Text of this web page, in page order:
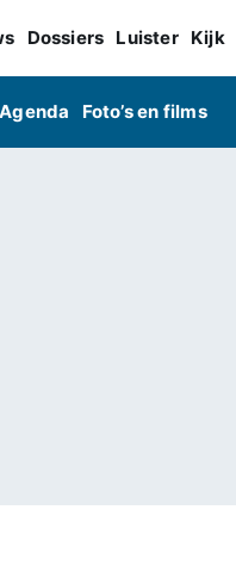
Dossiers Luister Kijk
Agenda Foto’s en films